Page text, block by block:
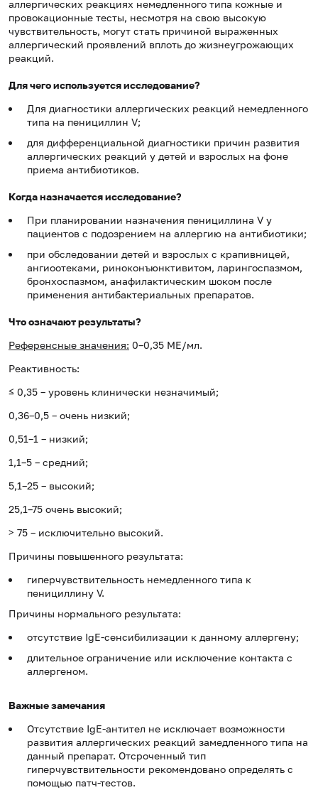
аллергических реакциях немедленного типа кожные и
провокационные тесты, несмотря на свою высокую
чувствительность, могут стать причиной выраженных
аллергический проявлений вплоть до жизнеугрожающих
реакций.
Для чего используется исследование?
Для диагностики аллергических реакций немедленного
типа на пенициллин V;
для дифференциальной диагностики причин развития
аллергических реакций у детей и взрослых на фоне
приема антибиотиков.
Когда назначается исследование?
При планировании назначения пенициллина V у
пациентов с подозрением на аллергию на антибиотики;
при обследовании детей и взрослых с крапивницей,
ангиоотеками, риноконъюнктивитом, ларингоспазмом,
бронхоспазмом, анафилактическим шоком после
применения антибактериальных препаратов.
Что означают результаты?
Референсные значения: 0–0,35 МЕ/мл.
Реактивность:
≤ 0,35 – уровень клинически незначимый;
0,36–0,5 – очень низкий;
0,51–1 – низкий;
1,1–5 – средний;
5,1–25 – высокий;
25,1–75 очень высокий;
> 75 – исключительно высокий.
Причины повышенного результата:
гиперчувствительность немедленного типа к
пенициллину V.
Причины нормального результата:
отсутствие IgE-сенсибилизации к данному аллергену;
длительное ограничение или исключение контакта с
аллергеном.
Важные замечания
Отсутствие IgE-антител не исключает возможности
развития аллергических реакций замедленного типа на
данный препарат. Отсроченный тип
гиперчувствительности рекомендовано определять с
помощью патч-тестов.